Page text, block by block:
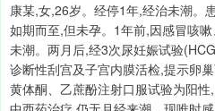
康某,女,26岁。经停1年,经治未潮。
如期而至,但未孕。1年前,因感冒咳
未潮。两月后,经3次尿妊娠试验
诊断性刮宫及子宫内膜活检,提示卵
黄体酮、乙蔗酚注射口服试验为阳